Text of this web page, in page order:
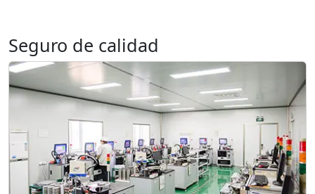
Seguro de calidad